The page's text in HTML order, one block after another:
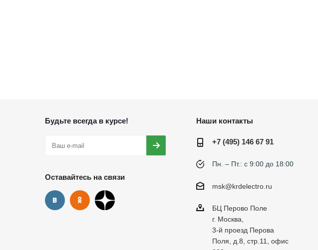
Будьте всегда в курсе!
Оставайтесь на связи
Наши контакты
+7 (495) 146 67 91
Пн. – Пт.: с 9:00 до 18:00
msk@krdelectro.ru
БЦ Перово Поле
г. Москва,
3-й проезд Перова
Поля, д.8, стр.11, офис